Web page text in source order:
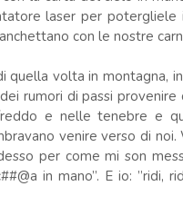
laser per potergliele
con le nostre
quella volta in montagna,
rumori di passi provenire
e nelle tenebre e
venire verso di
per come mi son
in mano”. E io: ”ridi,